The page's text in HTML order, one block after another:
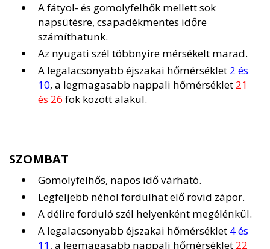
A fátyol- és gomolyfelhők mellett sok
napsütésre, csapadékmentes időre
számíthatunk.
Az nyugati szél többnyire mérsékelt marad.
A legalacsonyabb éjszakai hőmérséklet 2 és
10, a legmagasabb nappali hőmérséklet 21
és 26 fok között alakul.
SZOMBAT
Gomolyfelhős, napos idő várható.
Legfeljebb néhol fordulhat elő rövid zápor.
A délire forduló szél helyenként megélénkül.
A legalacsonyabb éjszakai hőmérséklet 4 és
11, a legmagasabb nappali hőmérséklet 22